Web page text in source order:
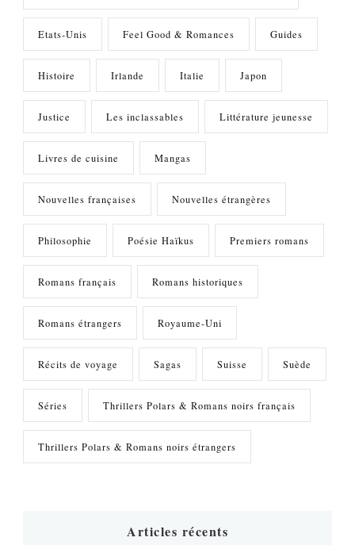
Etats-Unis Feel Good & Romances Guides
Histoire Irlande Italie Japon
Justice Les inclassables Littérature jeunesse
Livres de cuisine Mangas
Nouvelles françaises Nouvelles étrangères
Philosophie Poésie Haïkus Premiers romans
Romans français Romans historiques
Romans étrangers Royaume-Uni
Récits de voyage Sagas Suisse Suède
Séries Thrillers Polars & Romans noirs français
Thrillers Polars & Romans noirs étrangers
Articles récents